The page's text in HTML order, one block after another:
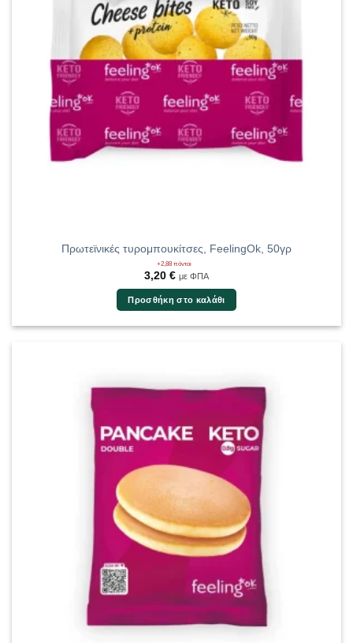
Πρωτεϊνικές τυρομπουκίτσες, FeelingOk, 50γρ
+2,88 πόντοι
3,20 € με ΦΠΑ
Προσθήκη στο καλάθι